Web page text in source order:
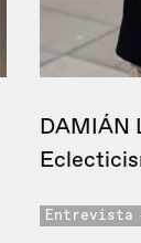
DAMIÁN
Entrevista